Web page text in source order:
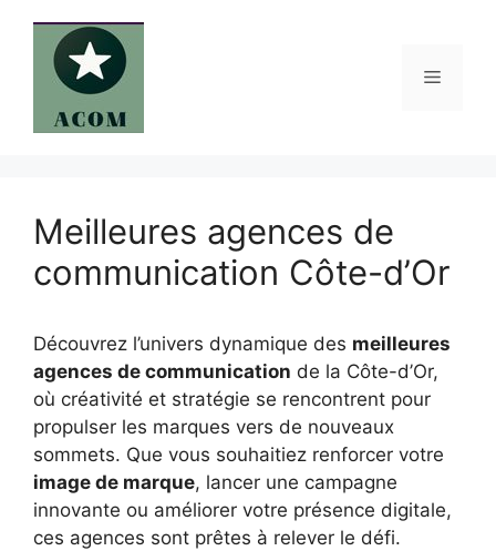
contenu
Menu
Meilleures agences de
communication Côte-d’Or
Découvrez l’univers dynamique des meilleures
agences de communication de la Côte-d’Or,
où créativité et stratégie se rencontrent pour
propulser les marques vers de nouveaux
sommets. Que vous souhaitiez renforcer votre
image de marque, lancer une campagne
innovante ou améliorer votre présence digitale,
ces agences sont prêtes à relever le défi.